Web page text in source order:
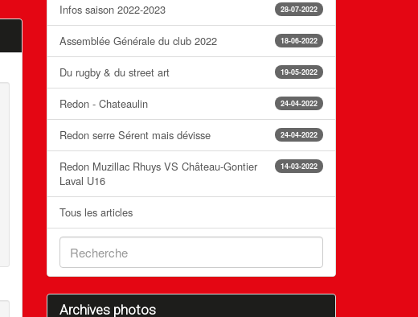
28-07-2022
Infos saison 2022-2023
18-06-2022
Assemblée Générale du club 2022
19-05-2022
Du rugby & du street art
24-04-2022
Redon - Chateaulin
24-04-2022
Redon serre Sérent mais dévisse
14-03-2022
Redon Muzillac Rhuys VS Château-Gontier
Laval U16
Tous les articles
Archives photos